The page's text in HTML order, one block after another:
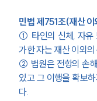
민법 제751조(재산
① 타인의 신체, 자유
가한 자는 재산 이외
② 법원은 전항의 손
있고 그 이행을 확보
다.